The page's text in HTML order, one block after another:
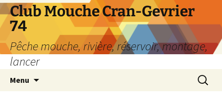
Aller
au
contenu
Club Mouche Cran-Gevrier
74
Pêche mouche, rivière, réservoir, montage,
lancer
Menu